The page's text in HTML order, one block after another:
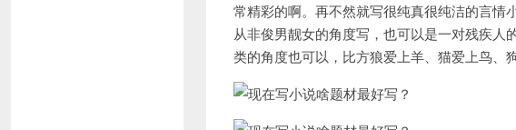
常精彩的啊。再不然就写很纯真很纯洁的言情
从非俊男靓女的角度写，也可以是一对残疾
类的角度也可以，比方狼爱上羊、猫爱上鸟、